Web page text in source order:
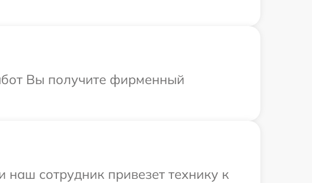
Вы получите фирменный
сотрудник привезет технику к